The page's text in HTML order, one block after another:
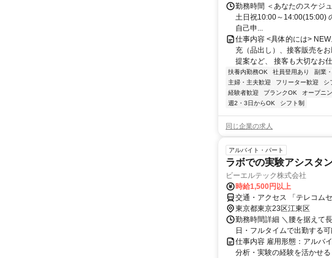
勤務時間 ＜あなたのスケジ
土日祝10:00～14:00(15:00)
自己申...
仕事内容 <具体的には>
充（品出し）、接客販売を
提案など、 接客も大切なお
扶養内勤務OK 社員登用あり 副業
主婦・主夫歓迎
フリーター歓迎 シ
経験者歓迎
ブランクOK オープニ
週2・3日からOK
シフト制
同じ企業の求人
アルバイト・パート
ラボでの実験アシスタ
ビーエルテック株式会社
時給1,500円以上
交通・アクセス 「テレコム
東京都東京23区江東区
勤務時間詳細 ＼腰を据えて
日・フルタイムで出勤する
仕事内容 雇用形態：アルバ
分析・実験の経験を活かせ